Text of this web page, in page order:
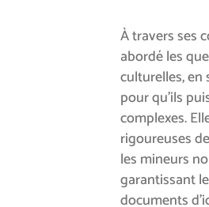
À travers ses
abordé les
culturelles, en
pour qu’ils
complexes.
rigoureuses
les mineurs
garantissant
documents